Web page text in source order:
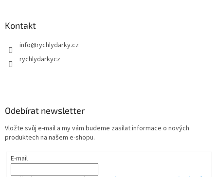
Kontakt
info@rychlydarky.cz
rychlydarkycz
Odebírat newsletter
Vložte svůj e-mail a my vám budeme zasílat informace o nových
produktech na našem e-shopu.
E-mail